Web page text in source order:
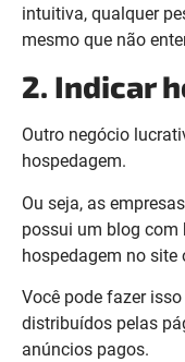
intuitiva, qualquer
mesmo que não
2. Indicar
Outro negócio
hospedagem.
Ou seja, as
possui um blog com
hospedagem no site
Você pode fazer
distribuídos pelas
anúncios pagos.